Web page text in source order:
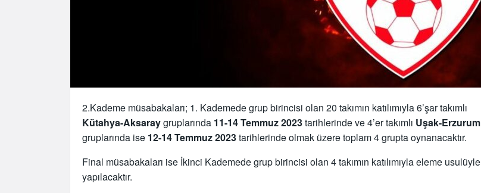
2.Kademe müsabakaları; 1. Kademede grup birincisi olan 20 takımın katılımıyla 6’şar takımlı
Kütahya-Aksaraygruplarında 11-14 Temmuz 2023tarihlerinde ve 4’er takımlı Uşak-Erzurum
gruplarında ise 12-14 Temmuz 2023tarihlerinde olmak üzere toplam 4 grupta oynanacaktır.
Final müsabakaları ise İkinci Kademede grup birincisi olan 4 takımın katılımıyla eleme usulüyle
yapılacaktır.